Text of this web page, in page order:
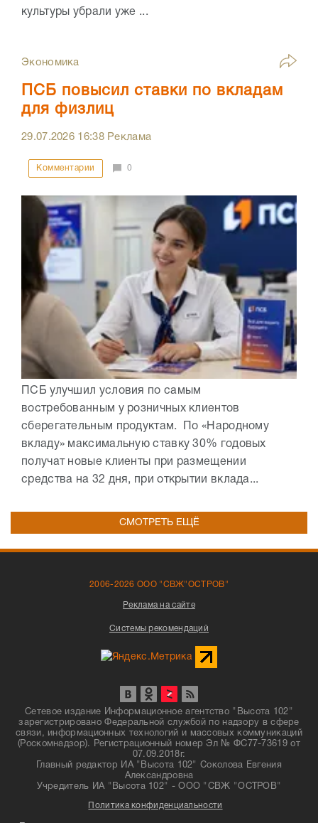
культуры убрали уже ...
Экономика
ПСБ повысил ставки по вкладам
для физлиц
29.07.2026 16:38Реклама
Комментарии 0
ПСБ улучшил условия по самым
востребованным у розничных клиентов
сберегательным продуктам. По «Народному
вкладу» максимальную ставку 30% годовых
получат новые клиенты при размещении
средства на 32 дня, при открытии вклада...
СМОТРЕТЬ ЕЩЁ
2006-2026 ООО "СВЖ"ОСТРОВ"
Реклама на сайте
Системы рекомендаций
Сетевое издание Информационное агентство "Высота 102"
зарегистрировано Федеральной службой по надзору в сфере
связи, информационных технологий и массовых коммуникаций
(Роскомнадзор). Регистрационный номер Эл № ФС77-73619 от
07.09.2018г.
Главный редактор ИА "Высота 102" Соколова Евгения
Александровна
Учредитель ИА "Высота 102" - ООО "СВЖ "ОСТРОВ"
Политика конфиденциальности